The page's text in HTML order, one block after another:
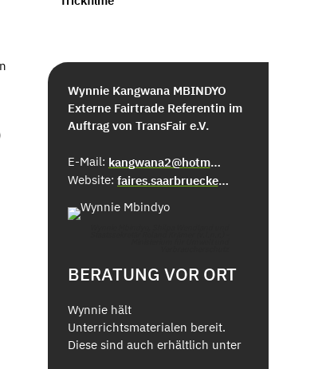
Wynnie Kangwana MBINDYO
Externe Fairtrade Referentin im
Auftrag von TransFair e.V.
E-Mail:
kangwana2@hotmail.com
Website:
faires.saarbruecken.de
BERATUNG VOR ORT
Wynnie hält
Unterrichtsmaterialen bereit.
Diese sind auch erhältlich unter